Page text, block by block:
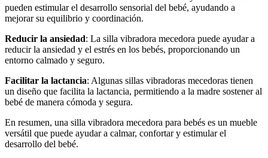
pueden estimular el desarrollo sensorial del bebé, ayudando a
mejorar su equilibrio y coordinación.
Reducir la ansiedad: La silla vibradora mecedora puede ayudar a
reducir la ansiedad y el estrés en los bebés, proporcionando un
entorno calmado y seguro.
Facilitar la lactancia: Algunas sillas vibradoras mecedoras tienen
un diseño que facilita la lactancia, permitiendo a la madre sostener al
bebé de manera cómoda y segura.
En resumen, una silla vibradora mecedora para bebés es un mueble
versátil que puede ayudar a calmar, confortar y estimular el
desarrollo del bebé.